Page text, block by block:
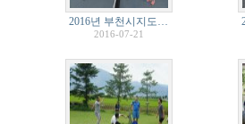
2016년 부천시지도…
2016-07-21